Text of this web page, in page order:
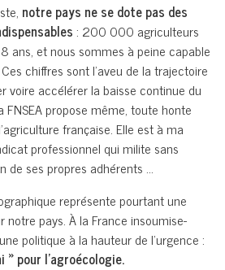
notre pays ne se dote pas des
: 200 000 agriculteurs
ans, et nous sommes à peine capable
chiffres sont l’aveu de la trajectoire
voire accélérer la baisse continue du
FNSEA propose même, toute honte
française. Elle est à ma
professionnel qui milite sans
de ses propres adhérents …
représente pourtant une
pays. À la France insoumise-
politique à la hauteur de l’urgence :
» pour l’agroécologie.